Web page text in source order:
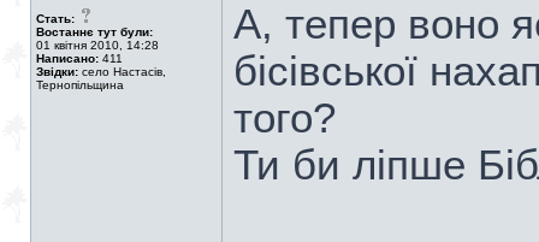
Стать:
Востаннє тут були:
01 квітня 2010, 14:28
Написано: 411
Звідки: село Настасів,
Тернопільщина
А, тепер воно
бісівської
того?
Ти би ліпше